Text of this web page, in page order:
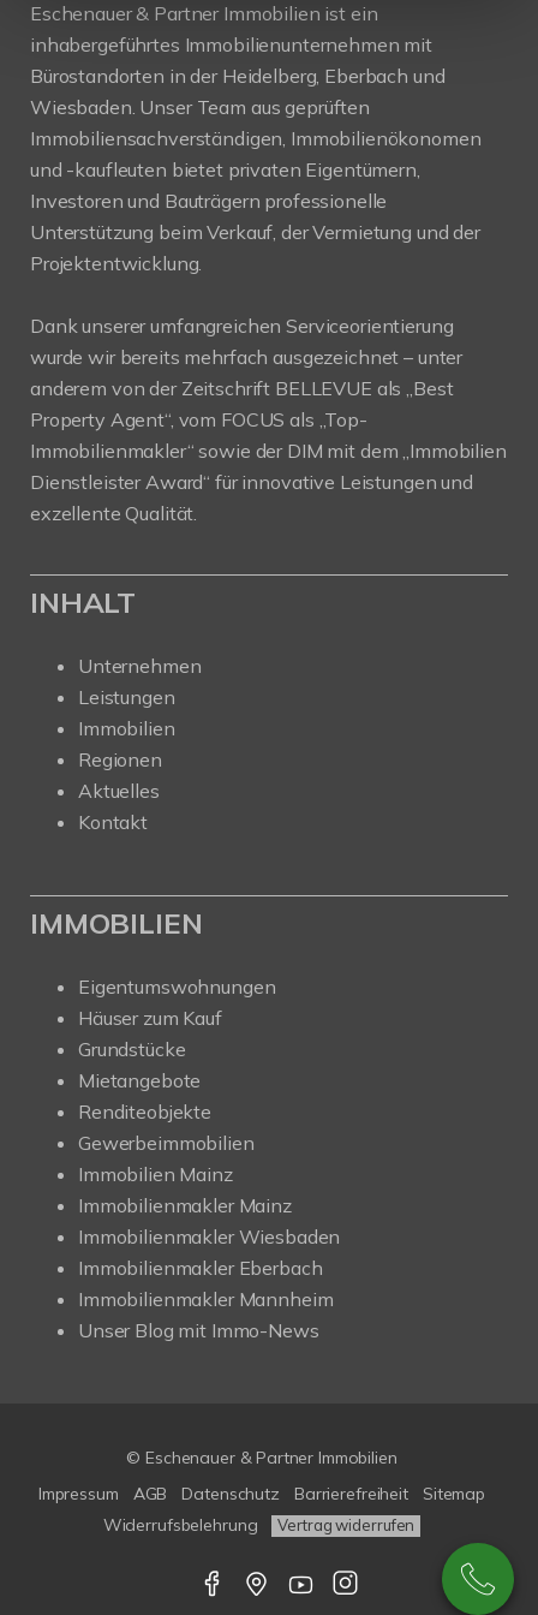
Eschenauer & Partner Immobilien ist ein
inhabergeführtes Immobilienunternehmen mit
Bürostandorten in der Heidelberg, Eberbach und
Wiesbaden. Unser Team aus geprüften
Immobiliensachverständigen, Immobilienökonomen
und -kaufleuten bietet privaten Eigentümern,
Investoren und Bauträgern professionelle
Unterstützung beim Verkauf, der Vermietung und der
Projektentwicklung.
Dank unserer umfangreichen Serviceorientierung
wurde wir bereits mehrfach ausgezeichnet – unter
anderem von der Zeitschrift BELLEVUE als „Best
Property Agent“, vom FOCUS als „Top-
Immobilienmakler“ sowie der DIM mit dem „Immobilien
Dienstleister Award“ für innovative Leistungen und
exzellente Qualität.
INHALT
Unternehmen
Leistungen
Immobilien
Regionen
Aktuelles
Kontakt
IMMOBILIEN
Eigentumswohnungen
Häuser zum Kauf
Grundstücke
Mietangebote
Renditeobjekte
Gewerbeimmobilien
Immobilien Mainz
Immobilienmakler Mainz
Immobilienmakler Wiesbaden
Immobilienmakler Eberbach
Immobilienmakler Mannheim
Unser Blog mit Immo-News
© Eschenauer & Partner Immobilien
Impressum
AGB Datenschutz Barrierefreiheit
Sitemap
Widerrufsbelehrung
Vertrag widerrufen